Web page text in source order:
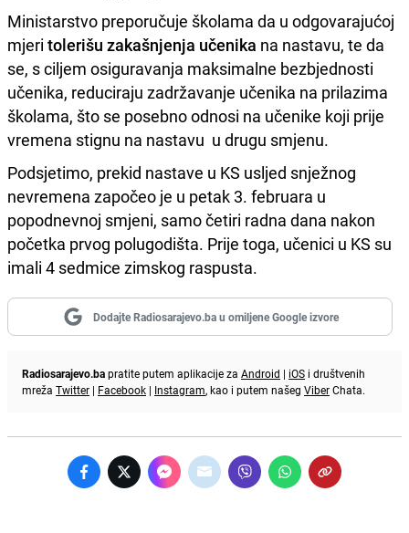
Ministarstvo preporučuje školama da u odgovarajućoj
mjeri tolerišu zakašnjenja učenika na nastavu, te da
se, s ciljem osiguravanja maksimalne bezbjednosti
učenika, reduciraju zadržavanje učenika na prilazima
školama, što se posebno odnosi na učenike koji prije
vremena stignu na nastavu u drugu smjenu.
Podsjetimo, prekid nastave u KS usljed snježnog
nevremena započeo je u petak 3. februara u
popodnevnoj smjeni, samo četiri radna dana nakon
početka prvog polugodišta. Prije toga, učenici u KS su
imali 4 sedmice zimskog raspusta.
Dodajte Radiosarajevo.ba u omiljene Google izvore
Radiosarajevo.bapratite putem aplikacije za Android | iOS i društvenih
mreža Twitter | Facebook | Instagram, kao i putem našeg ViberChata.